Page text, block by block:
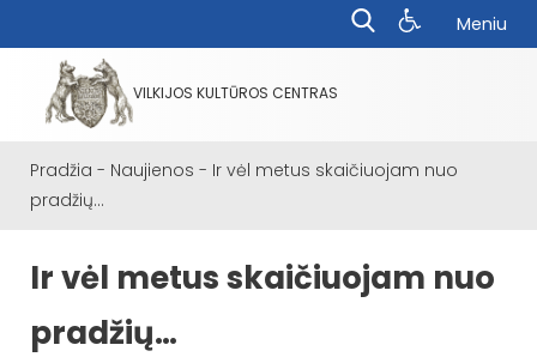
Meniu
VILKIJOS KULTŪROS CENTRAS
Pradžia - Naujienos - Ir vėl metus skaičiuojam nuo
pradžių…
Ir vėl metus skaičiuojam nuo
pradžių…